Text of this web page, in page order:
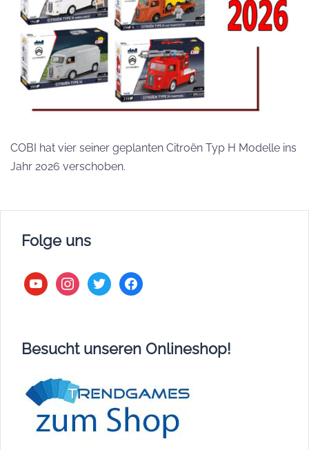
COBI hat vier seiner geplanten Citroën Typ H Modelle ins
Jahr 2026 verschoben.
Folge uns
youtubeinstagram
twitter facebook
Besucht unseren Onlineshop!